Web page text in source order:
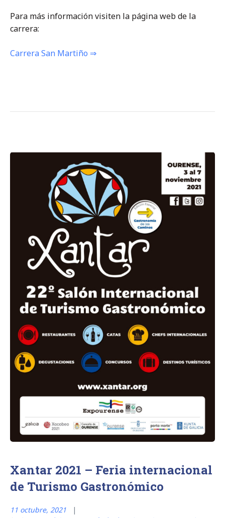
Para más información visiten la página web de la
carrera:
Carrera San Martiño ⇒
Xantar 2021 – Feria internacional
de Turismo Gastronómico
11 octubre, 2021